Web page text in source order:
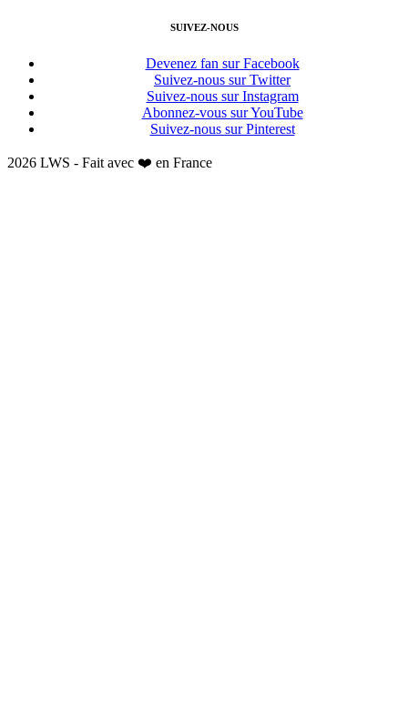
SUIVEZ-NOUS
Devenez fan sur Facebook
Suivez-nous sur Twitter
Suivez-nous sur Instagram
Abonnez-vous sur YouTube
Suivez-nous sur Pinterest
2026 LWS - Fait avec ❤️ en France